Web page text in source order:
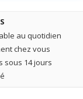
au quotidien
chez vous
sous 14 jours